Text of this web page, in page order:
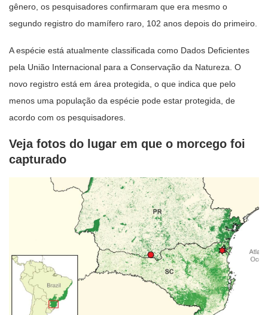
gênero, os pesquisadores confirmaram que era mesmo o
segundo registro do mamífero raro, 102 anos depois do primeiro.
A espécie está atualmente classificada como Dados Deficientes
pela União Internacional para a Conservação da Natureza. O
novo registro está em área protegida, o que indica que pelo
menos uma população da espécie pode estar protegida, de
acordo com os pesquisadores.
Veja fotos do lugar em que o morcego foi
capturado